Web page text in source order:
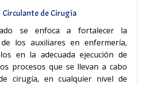
Circulante de Cirugía
se enfoca a fortalecer la
de los auxiliares en enfermería,
en la adecuada ejecución de
procesos que se llevan a cabo
cirugía, en cualquier nivel de